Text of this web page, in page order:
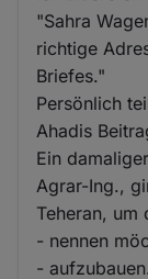
"Sahra
richtige
Briefes."
Persönlich
Ahadis
Ein
Agrar-Ing.,
Teheran, um
- nennen
-